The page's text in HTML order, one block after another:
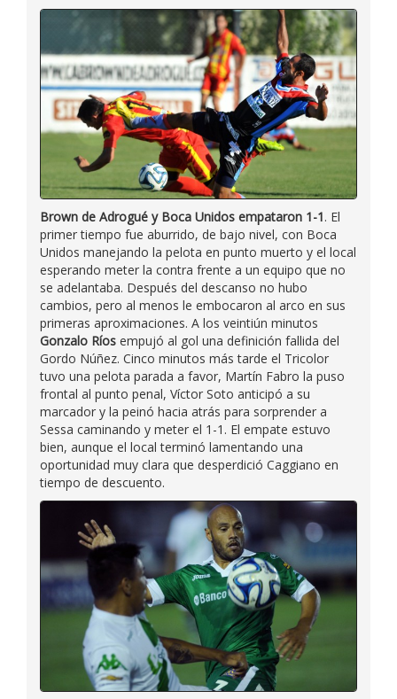
Brown de Adrogué y Boca Unidos empataron 1-1. El
primer tiempo fue aburrido, de bajo nivel, con Boca
Unidos manejando la pelota en punto muerto y el local
esperando meter la contra frente a un equipo que no
se adelantaba. Después del descanso no hubo
cambios, pero al menos le embocaron al arco en sus
primeras aproximaciones. A los veintiún minutos
Gonzalo Ríos empujó al gol una definición fallida del
Gordo Núñez. Cinco minutos más tarde el Tricolor
tuvo una pelota parada a favor, Martín Fabro la puso
frontal al punto penal, Víctor Soto anticipó a su
marcador y la peinó hacia atrás para sorprender a
Sessa caminando y meter el 1-1. El empate estuvo
bien, aunque el local terminó lamentando una
oportunidad muy clara que desperdició Caggiano en
tiempo de descuento.